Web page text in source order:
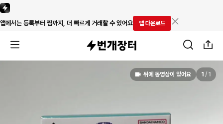
앱에서는 등록부터 찜까지, 더 빠르게 거래할 수 있어요 앱 다운로드
뒤에 동영상이 있어요 1 / 1